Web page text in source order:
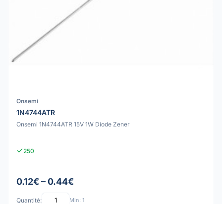
Onsemi
1N4744ATR
Onsemi 1N4744ATR 15V 1W Diode Zener
250
0.12€ – 0.44€
Quantité: Min: 1